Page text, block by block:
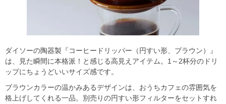
ダイソーの陶器製『コーヒードリッパー（円すい形、ブラウン）』
は、見た瞬間に本格派！と感じる高見えアイテム。1～2杯分のドリ
ップにちょうどいいサイズ感です。
ブラウンカラーの温かみあるデザインは、おうちカフェの雰囲気を
格上げしてくれる一品。別売りの円すい形フィルターをセットすれ